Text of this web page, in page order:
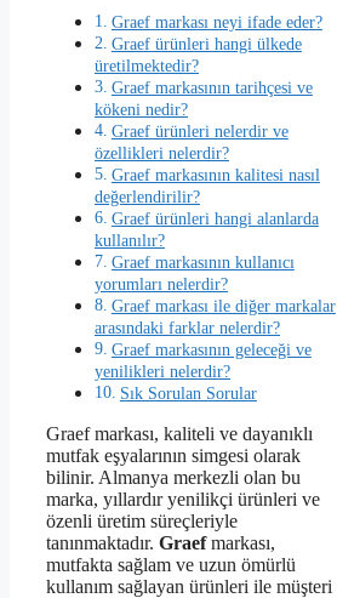
Graef markası neyi ifade eder?
Graef ürünleri hangi ülkede
üretilmektedir?
Graef markasının tarihçesi ve
kökeni nedir?
Graef ürünleri nelerdir ve
özellikleri nelerdir?
Graef markasının kalitesi nasıl
değerlendirilir?
Graef ürünleri hangi alanlarda
kullanılır?
Graef markasının kullanıcı
yorumları nelerdir?
Graef markası ile diğer markalar
arasındaki farklar nelerdir?
Graef markasının geleceği ve
yenilikleri nelerdir?
Sık Sorulan Sorular
Graef markası, kaliteli ve dayanıklı
mutfak eşyalarının simgesi olarak
bilinir. Almanya merkezli olan bu
marka, yıllardır yenilikçi ürünleri ve
özenli üretim süreçleriyle
tanınmaktadır. Graefmarkası,
mutfakta sağlam ve uzun ömürlü
kullanım sağlayan ürünleri ile müşteri